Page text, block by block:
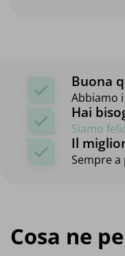
Buona
Abbiamo
Hai
Siamo
Il
Sempre
Cosa ne